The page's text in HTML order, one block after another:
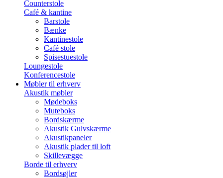
Counterstole
Café & kantine
Barstole
Bænke
Kantinestole
Café stole
Spisestuestole
Loungestole
Konferencestole
Møbler til erhverv
Akustik møbler
Mødeboks
Muteboks
Bordskærme
Akustik Gulvskærme
Akustikpaneler
Akustik plader til loft
Skillevægge
Borde til erhverv
Bordsøjler